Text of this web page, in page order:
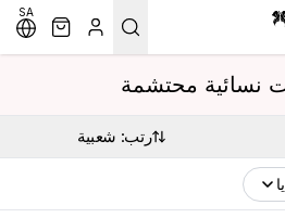
SA
نسائية محتشمة
رتب: شعبية